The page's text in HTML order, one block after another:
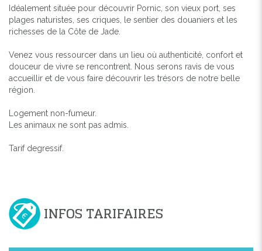
Idéalement située pour découvrir Pornic, son vieux port, ses
plages naturistes, ses criques, le sentier des douaniers et les
richesses de la Côte de Jade.
Venez vous ressourcer dans un lieu où authenticité, confort et
douceur de vivre se rencontrent. Nous serons ravis de vous
accueillir et de vous faire découvrir les trésors de notre belle
région.
Logement non-fumeur.
Les animaux ne sont pas admis.
Tarif degressif.
INFOS TARIFAIRES